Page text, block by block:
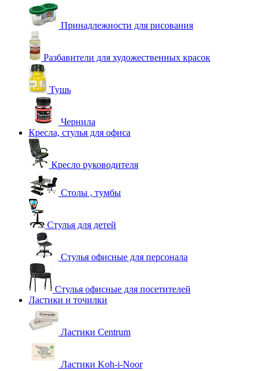
Принадлежности для рисования
Разбавители для художественных красок
Тушь
Чернила
Кресла, стулья для офиса
Кресло руководителя
Столы , тумбы
Стулья для детей
Стулья офисные для персонала
Стулья офисные для посетителей
Ластики и точилки
Ластики Centrum
Ластики Koh-i-Noor